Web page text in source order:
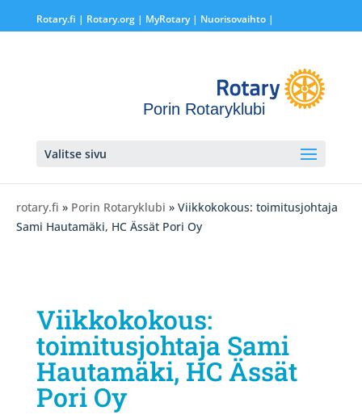
Rotary.fi | Rotary.org| MyRotary | Nuorisovaihto|
Porin Rotaryklubi
Valitse sivu
rotary.fi » Porin Rotaryklubi » Viikkokokous: toimitusjohtaja
Sami Hautamäki, HC Ässät Pori Oy
Viikkokokous:
toimitusjohtaja Sami
Hautamäki, HC Ässät
Pori Oy